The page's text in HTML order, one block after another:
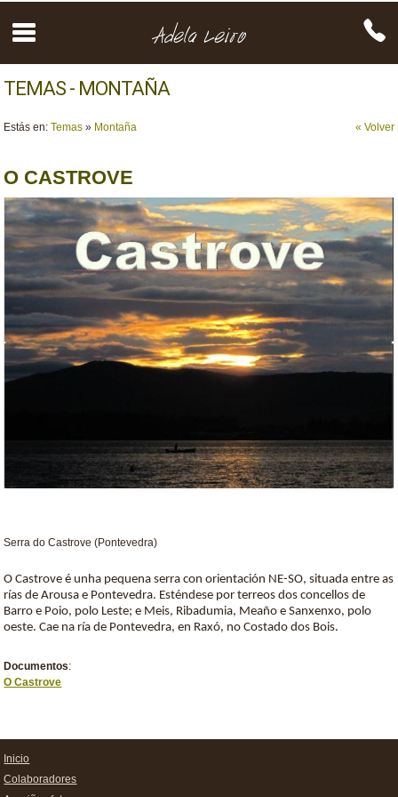
TEMAS - MONTAÑA
« Volver
Estás en:Temas » Montaña
O CASTROVE
Serra do Castrove (Pontevedra)
O Castrove é unha pequena serra con orientación NE-SO, situada entre as
rías de Arousa e Pontevedra. Esténdese por terreos dos concellos de
Barro e Poio, polo Leste; e Meis, Ribadumia, Meaño e Sanxenxo, polo
oeste. Cae na ría de Pontevedra, en Raxó, no Costado dos Bois.
Documentos:
O Castrove
Inicio
Colaboradores